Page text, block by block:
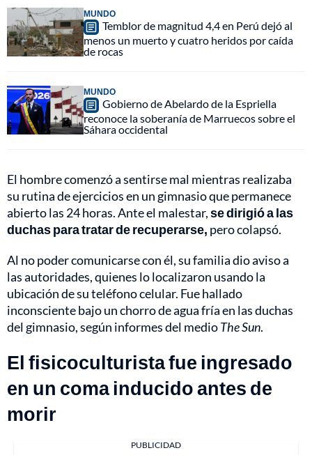
MUNDO
Temblor de magnitud 4,4 en Perú dejó al
menos un muerto y cuatro heridos por caída
de rocas
MUNDO
Gobierno de Abelardo de la Espriella
reconoce la soberanía de Marruecos sobre el
Sáhara occidental
El hombre comenzó a sentirse mal mientras realizaba
su rutina de ejercicios en un gimnasio que permanece
abierto las 24 horas. Ante el malestar,se dirigió a las
duchas para tratar de recuperarse, pero colapsó.
Al no poder comunicarse con él, su familia dio aviso a
las autoridades, quienes lo localizaron usando la
ubicación de su teléfono celular. Fue hallado
inconsciente bajo un chorro de agua fría en las duchas
del gimnasio, según informes del medioThe Sun.
El fisicoculturista fue ingresado
en un coma inducido antes de
morir
PUBLICIDAD